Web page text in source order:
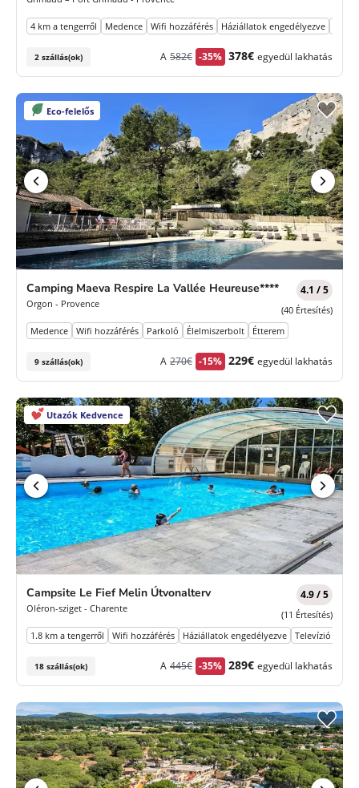
4 km a tengerről Medence Wifi hozzáférés Háziállatok engedélyezve
2 szállás(ok) A Korábbi
582€ -35% Új
378€ egyedül lakhatás
Eco-felelős
Camping Maeva Respire La Vallée Heureuse****
Orgon - Provence
4.1 / 5
(40 Értesítés)
Medence
Wifi hozzáférés Parkoló Élelmiszerbolt Étterem
9 szállás(ok) A Korábbi
270€ -15% Új
229€ egyedül lakhatás
Utazók Kedvence
Campsite Le Fief Melin Útvonalterv
Oléron-sziget - Charente
4.9 / 5
(11 Értesítés)
1.8 km a tengerről
Wifi hozzáférés Háziállatok engedélyezve Televízió
18 szállás(ok) A Korábbi
445€ -35% Új
289€ egyedül lakhatás